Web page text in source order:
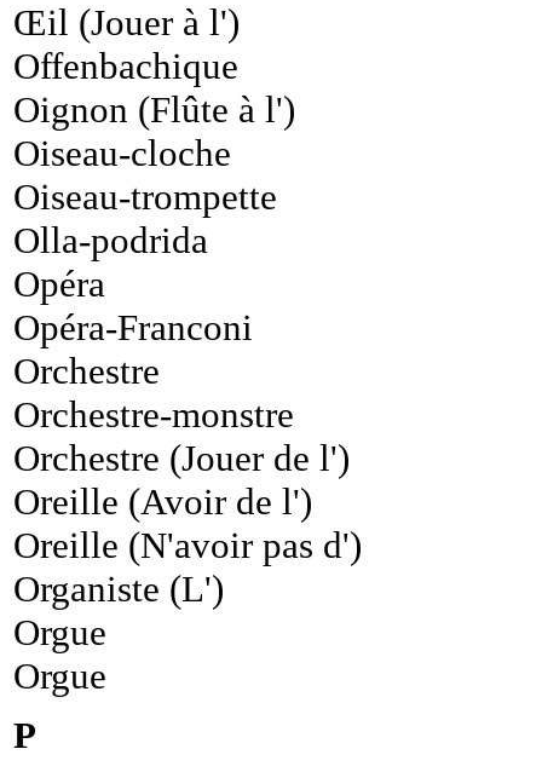
Œil (Jouer à l')
Offenbachique
Oignon (Flûte à l')
Oiseau-cloche
Oiseau-trompette
Olla-podrida
Opéra
Opéra-Franconi
Orchestre
Orchestre-monstre
Orchestre (Jouer de l')
Oreille (Avoir de l')
Oreille (N'avoir pas d')
Organiste (L')
Orgue
Orgue
P